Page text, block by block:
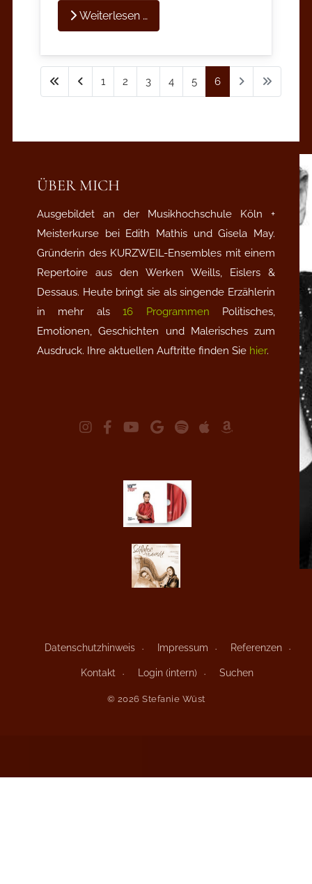
Weiterlesen …
1 2 3 4 5 6
ÜBER MICH
Ausgebildet an der Musikhochschule Köln +
Meisterkurse bei Edith Mathis und Gisela May.
Gründerin des KURZWEIL-Ensembles mit einem
Repertoire aus den Werken Weills, Eislers &
Dessaus. Heute bringt sie als singende Erzählerin
in mehr als16 Programmen Politisches,
Emotionen, Geschichten und Malerisches zum
Ausdruck. Ihre aktuellen Auftritte finden Sie hier.
Datenschutzhinweis Impressum Referenzen
Kontakt Login (intern) Suchen
© 2026 Stefanie Wüst